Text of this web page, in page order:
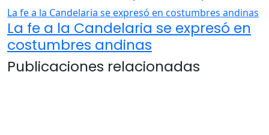
La fe a la Candelaria se expresó en costumbres andinas
La fe a la Candelaria se expresó en
costumbres andinas
Publicaciones relacionadas